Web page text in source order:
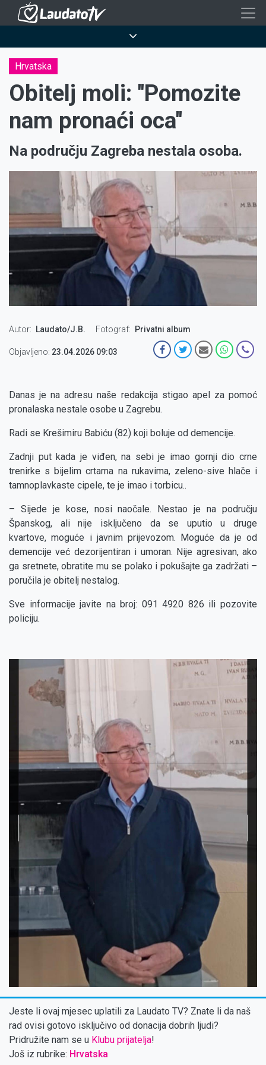
Skoči
sadržaj
Hrvatska
Obitelj moli: ''Pomozite
nam pronaći oca''
Na području Zagreba nestala osoba.
Autor Laudato/J.B. Fotograf Privatni album
Objavljeno: 23.04.2026 09:03
Danas je na adresu naše redakcija stigao apel za pomoć
pronalaska nestale osobe u Zagrebu.
Radi se Krešimiru Babiću (82) koji boluje od demencije.
Zadnji put kada je viđen, na sebi je imao gornji dio crne
trenirke s bijelim crtama na rukavima, zeleno-sive hlače i
tamnoplavkaste cipele, te je imao i torbicu..
– Sijede je kose, nosi naočale. Nestao je na području
Španskog, ali nije isključeno da se uputio u druge
kvartove, moguće i javnim prijevozom. Moguće da je od
demencije već dezorijentiran i umoran. Nije agresivan, ako
ga sretnete, obratite mu se polako i pokušajte ga zadržati –
poručila je obitelj nestalog.
Sve informacije javite na broj: 091 4920 826 ili pozovite
policiju.
Jeste li ovaj mjesec uplatili za Laudato TV? Znate li da naš
rad ovisi gotovo isključivo od donacija dobrih ljudi?
Pridružite nam se u Klubu prijatelja!
Još iz rubrike: Hrvatska